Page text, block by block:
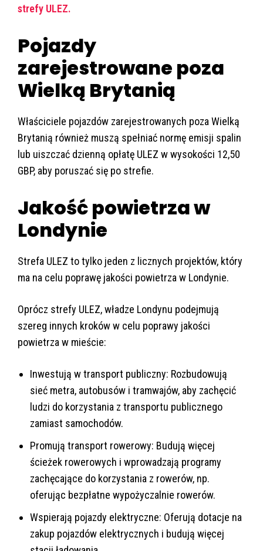
strefy ULEZ.
Pojazdy
zarejestrowane poza
Wielką Brytanią
Właściciele pojazdów zarejestrowanych poza Wielką
Brytanią również muszą spełniać normę emisji spalin
lub uiszczać dzienną opłatę ULEZ w wysokości 12,50
GBP, aby poruszać się po strefie.
Jakość powietrza w
Londynie
Strefa ULEZ to tylko jeden z licznych projektów, który
ma na celu poprawę jakości powietrza w Londynie.
Oprócz strefy ULEZ, władze Londynu podejmują
szereg innych kroków w celu poprawy jakości
powietrza w mieście:
Inwestują w transport publiczny: Rozbudowują
sieć metra, autobusów i tramwajów, aby zachęcić
ludzi do korzystania z transportu publicznego
zamiast samochodów.
Promują transport rowerowy: Budują więcej
ścieżek rowerowych i wprowadzają programy
zachęcające do korzystania z rowerów, np.
oferując bezpłatne wypożyczalnie rowerów.
Wspierają pojazdy elektryczne: Oferują dotacje na
zakup pojazdów elektrycznych i budują więcej